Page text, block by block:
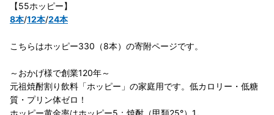
【55ホッピー】
8本/12本/24本
こちらはホッピー330（8本）の寄附ページです。
～おかげ様で創業120年～
元祖焼酎割り飲料「ホッピー」の家庭用です。低カロリー・低糖
質・プリン体ゼロ！